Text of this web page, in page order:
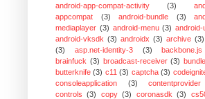
android-app-compat-activity
(3)
appcompat
(3) android-bundle (3)
mediaplayer (3) android-menu (3) android-
android-vksdk (3) androidx (3) archive (3)
(3)
asp.net-identity-3 (3) backbone.js
brainfuck (3) broadcast-receiver (3)
butterknife (3) c11 (3) captcha (3)
consoleapplication
(3) contentprovider
controls
(3) copy (3) coronasdk (3)